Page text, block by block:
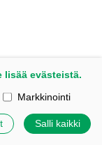
lisää evästeistä.
Markkinointi
Salli kaikki